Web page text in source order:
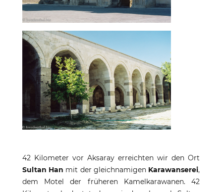
42 Kilometer vor Aksaray erreichten wir den Ort
Sultan Han mit der gleichnamigen Karawanserei,
dem Motel der früheren Kamelkarawanen. 42